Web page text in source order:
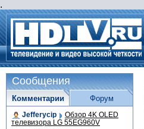
.
Сообщения
Комментарии
Jefferycip Обзор 4K OLED
телевизора LG 55EG960V
Форум